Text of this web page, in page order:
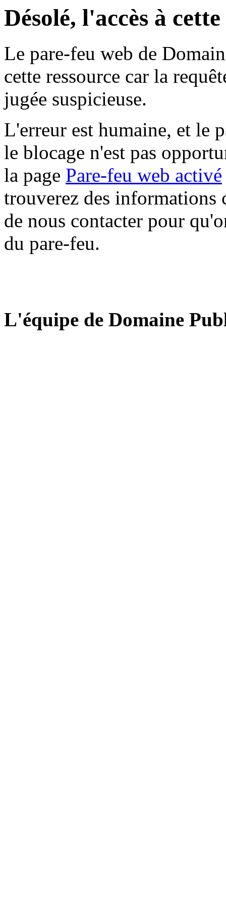
Désolé, l'accès à
Le pare-feu web de
cette ressource car la
jugée suspicieuse.
L'erreur est humaine, et le
le blocage n'est pas
la page Pare-feu web activé
trouverez des informations
de nous contacter pour
du pare-feu.
L'équipe de Domaine